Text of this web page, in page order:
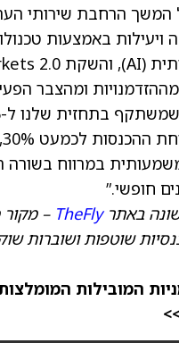
המשך הרחבת שירותי
ויעילות באמצעות
ומהצבר
במרווח בשורה
חופשי.”
באתרTheFly – מקור
שוטפות ושוברות
המובילות